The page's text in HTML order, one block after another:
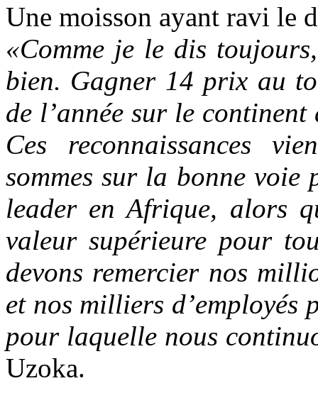
Une moisson ayant ravi le
«Comme je le dis
bien. Gagner 14 prix au
de l’année sur le
Ces reconnaissances
sommes sur la bonne
leader en Afrique, alors
valeur supérieure pour
devons remercier nos
et nos milliers d’employés
pour laquelle nous
Uzoka.